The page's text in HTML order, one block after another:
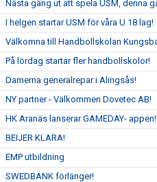
Nästa gäng ut att spela USM, denna
I helgen startar USM för våra U 18 lag!
Välkomna till Handbollskolan
På lördag startar fler handbollskolor!
Damerna generalrepar i Alingsås!
NY partner - Välkommen Dovetec AB!
HK Aranäs lanserar GAMEDAY- appen!
BEIJER KLARA!
EMP utbildning
SWEDBANK förlänger!